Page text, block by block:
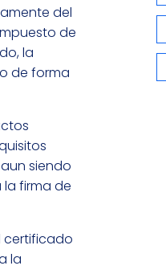
del
de
la
de forma
siendo
firma de
certificado
la